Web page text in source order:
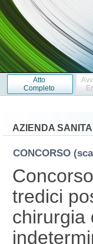
Atto
Completo
AZIENDA
CONCORSO
tredici
chirurgia